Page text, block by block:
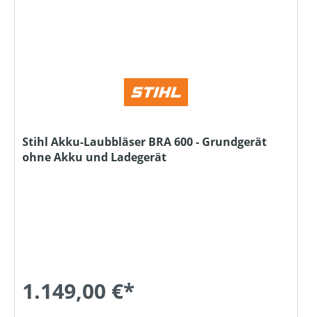
Stihl Akku-Laubbläser BRA 600 - Grundgerät
ohne Akku und Ladegerät
1.149,00 €*